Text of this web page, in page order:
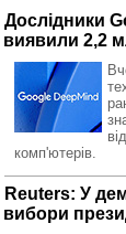
Дослідники
виявили 2,2
комп'ютерів.
Reuters: У
вибори